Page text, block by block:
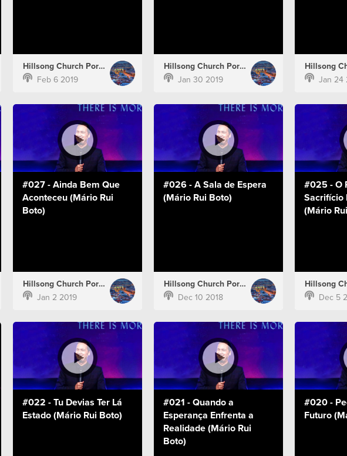
Hillsong Church Portugal
Feb 6 2019
Hillsong Church Portugal
Jan 30 2019
Jan 24
#027 - Ainda Bem Que
Aconteceu (Mário Rui
Boto)
Hillsong Church Portugal
Jan 2 2019
#026 - A Sala de Espera
(Mário Rui Boto)
Hillsong Church Portugal
Dec 10 2018
#025 - O
Sacrifício
(Mário
Dec 5
#022 - Tu Devias Ter Lá
Estado (Mário Rui Boto)
#021 - Quando a
Esperança Enfrenta a
Realidade (Mário Rui
Boto)
#020 -
Futuro